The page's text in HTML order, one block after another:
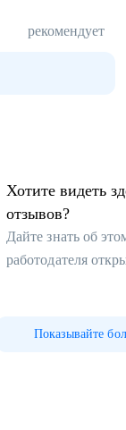
рекомендует
Хотите видеть
отзывов?
Дайте знать об
работодателя
Показывайте